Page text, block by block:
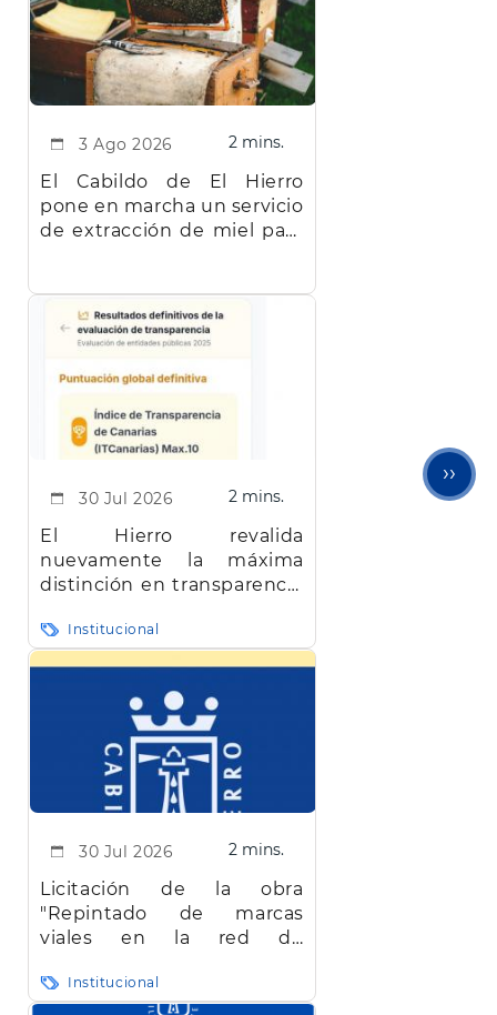
3 Ago 2026 2 mins.
El Cabildo de El Hierro
pone en marcha un servicio
de extracción de miel para
30 Jul 2026 2 mins.
El Hierro revalida
nuevamente la máxima
distinción en transparencia
Institucional
30 Jul 2026 2 mins.
Licitación de la obra
"Repintado de marcas
viales en la red de
Hierro"
Institucional
››